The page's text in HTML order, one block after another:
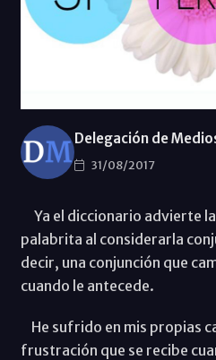
Delegación de
31/08/2017
Ya el diccionario advierte
palabrita al considerarla
decir, una conjunción que
cuando le antecede.
He sufrido en mis propias
frustración que se recibe